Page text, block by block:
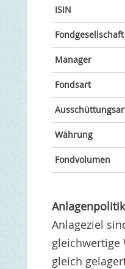
ISIN
Fondgesellschaft
Manager
Fondsart
Währung
Fondvolumen
Anlagenpolitik
Anlageziel
gleichwertige
gleich